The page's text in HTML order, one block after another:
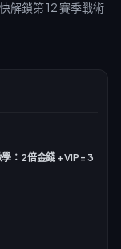
：2倍金錢 + VIP = 3
解鎖第 12 賽季戰術